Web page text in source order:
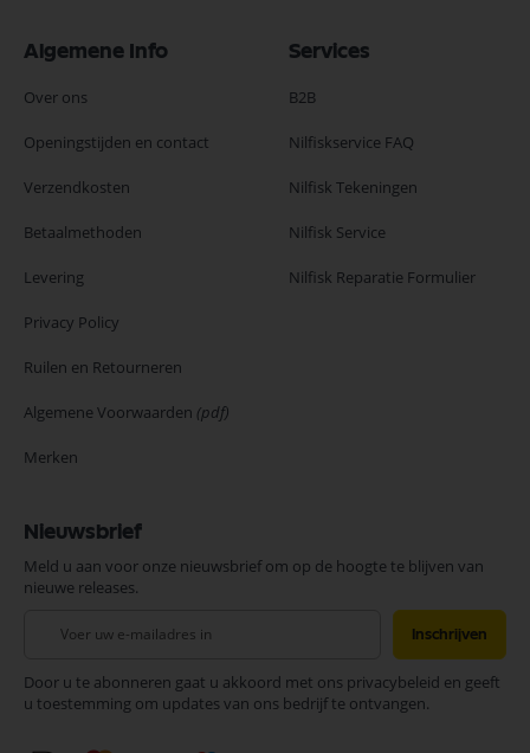
Algemene Info
Over ons
Openingstijden en contact
Verzendkosten
Betaalmethoden
Levering
Privacy Policy
Ruilen en Retourneren
Algemene Voorwaarden (pdf)
Merken
Services
B2B
Nilfiskservice FAQ
Nilfisk Tekeningen
Nilfisk Service
Nilfisk Reparatie Formulier
Nieuwsbrief
Meld u aan voor onze nieuwsbrief om op de hoogte te blijven van
nieuwe releases.
onze
nieuwsbrief
Inschrijven
Door u te abonneren gaat u akkoord met ons privacybeleid en geeft
u toestemming om updates van ons bedrijf te ontvangen.